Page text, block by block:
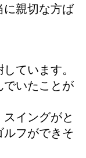
に親切な方ば
ています。
でいたことが
イングがと
ルフができそ